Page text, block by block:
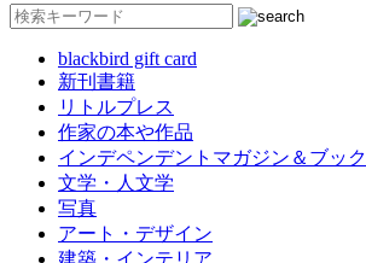
blackbird gift card
新刊書籍
リトルプレス
作家の本や作品
インデペンデントマガジン＆ブック
文学・人文学
写真
アート・デザイン
建築・インテリア